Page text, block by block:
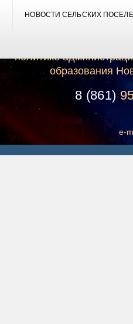
НОВОСТИ СЕЛЬСКИХ
политике
образования
8 (861)
e-